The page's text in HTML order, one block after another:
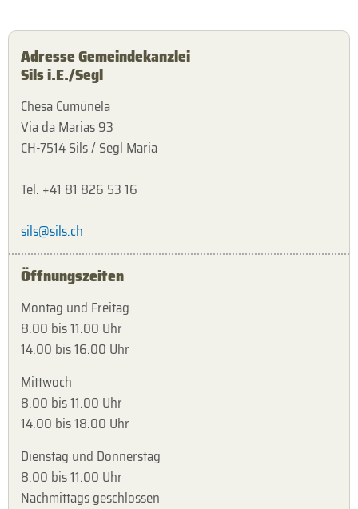
Adresse Gemeindekanzlei
Sils i.E./Segl
Chesa Cumünela
Via da Marias 93
CH-7514 Sils / Segl Maria
Tel. +41 81 826 53 16
sils@sils.ch
Öffnungszeiten
Montag und Freitag
8.00 bis 11.00 Uhr
14.00 bis 16.00 Uhr
Mittwoch
8.00 bis 11.00 Uhr
14.00 bis 18.00 Uhr
Dienstag und Donnerstag
8.00 bis 11.00 Uhr
Nachmittags geschlossen